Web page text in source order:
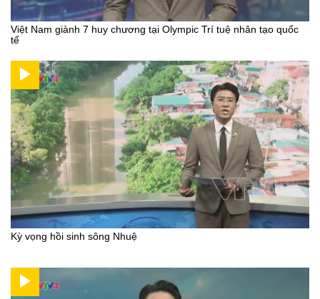
Việt Nam giành 7 huy chương tại Olympic Trí tuệ nhân tạo quốc
tế
Kỳ vọng hồi sinh sông Nhuệ